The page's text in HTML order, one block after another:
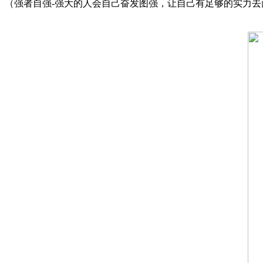
（强者自强-强大的人会自己奋发图强，让自己有足够的实力去